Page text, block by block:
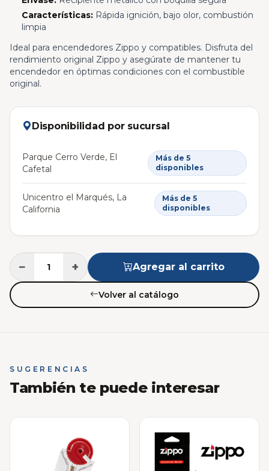
Características:Rápida ignición, bajo olor, combustión
limpia
Ideal para encendedores Zippo y compatibles. Disfruta del
rendimiento original Zippo y asegúrate de mantener tu
encendedor en óptimas condiciones con el combustible
original.
Disponibilidad por sucursal
Parque Cerro Verde, El
Cafetal
Más de 5
disponibles
Unicentro el Marqués, La
California
Más de 5
disponibles
− + Agregar al carrito
Volver al catálogo
SUGERENCIAS
También te puede interesar